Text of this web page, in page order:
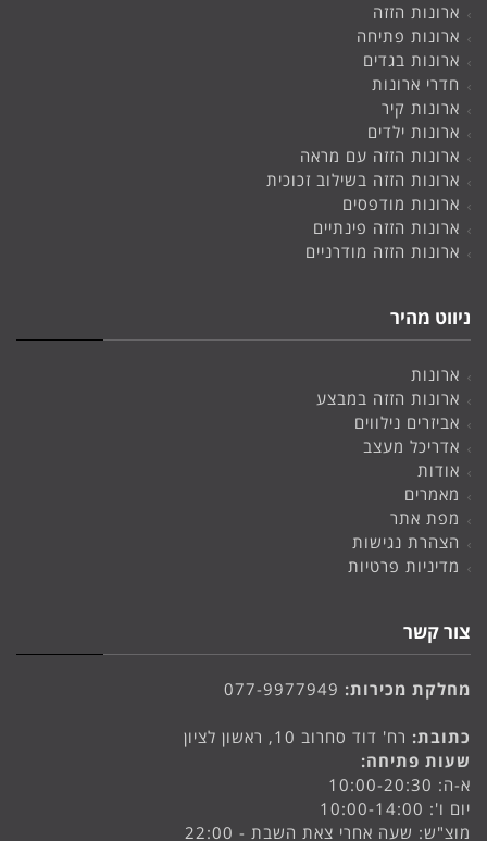
ארונות הזזה
ארונות פתיחה
ארונות בגדים
חדרי ארונות
ארונות קיר
ארונות ילדים
ארונות הזזה עם מראה
ארונות הזזה בשילוב זכוכית
ארונות מודפסים
ארונות הזזה פינתיים
ארונות הזזה מודרניים
ניווט מהיר
ארונות
ארונות הזזה במבצע
אביזרים נילווים
אדריכל מעצב
אודות
מאמרים
מפת אתר
הצהרת נגישות
מדיניות פרטיות
צור קשר
מחלקת מכירות: 077-9977949
כתובת: רח' דוד סחרוב 10, ראשון לציון
שעות פתיחה:
א-ה: 10:00-20:30
יום ו': 10:00-14:00
מוצ"ש: שעה אחרי צאת השבת - 22:00